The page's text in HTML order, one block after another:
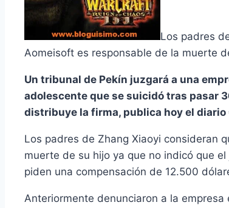
Los padres
Aomeisoft es responsable de la muerte
Un tribunal de Pekí­n juzgará a una
adolescente que se suicidó tras pasar
distribuye la firma, publica hoy el diario
Los padres de Zhang Xiaoyi consideran
muerte de su hijo ya que no indicó que
piden una compensación de 12.500
Anteriormente denunciaron a la